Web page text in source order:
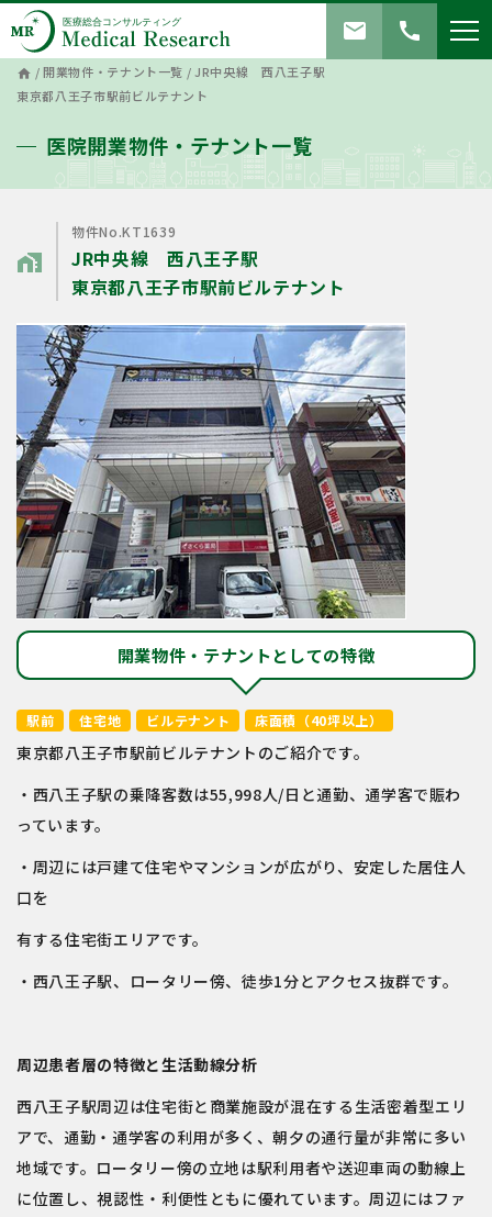
call
mail
home /開業物件・テナント一覧 /JR中央線 西八王子駅
東京都八王子市駅前ビルテナント
医院開業物件・テナント一覧
home_work
物件No.KT1639
JR中央線 西八王子駅
東京都八王子市駅前ビルテナント
開業物件・テナントとしての特徴
駅前 住宅地 ビルテナント 床面積（40坪以上）
東京都八王子市駅前ビルテナントのご紹介です。
・西八王子駅の乗降客数は55,998人/日と通勤、通学客で賑わ
っています。
・周辺には戸建て住宅やマンションが広がり、安定した居住人
口を
有する住宅街エリアです。
・西八王子駅、ロータリー傍、徒歩1分とアクセス抜群です。
周辺患者層の特徴と生活動線分析
西八王子駅周辺は住宅街と商業施設が混在する生活密着型エリ
アで、通勤・通学客の利用が多く、朝夕の通行量が非常に多い
地域です。ロータリー傍の立地は駅利用者や送迎車両の動線上
に位置し、視認性・利便性ともに優れています。周辺にはファ